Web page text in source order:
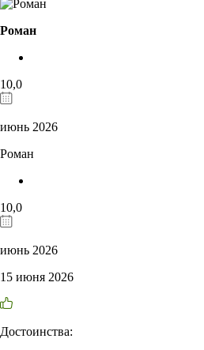
Роман
10,0
июнь 2026
Роман
10,0
июнь 2026
15 июня 2026
Достоинства: